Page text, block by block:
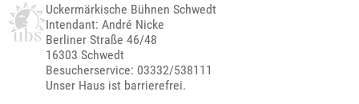
Uckermärkische Bühnen Schwedt
Intendant: André Nicke
Berliner Straße 46/48
16303 Schwedt
Besucherservice: 03332/538111
Unser Haus ist barrierefrei.